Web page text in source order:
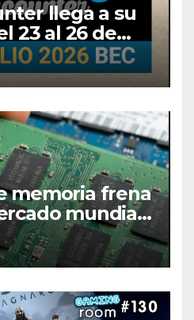
llega a su
23 al 26 de
memoria frena
mundial